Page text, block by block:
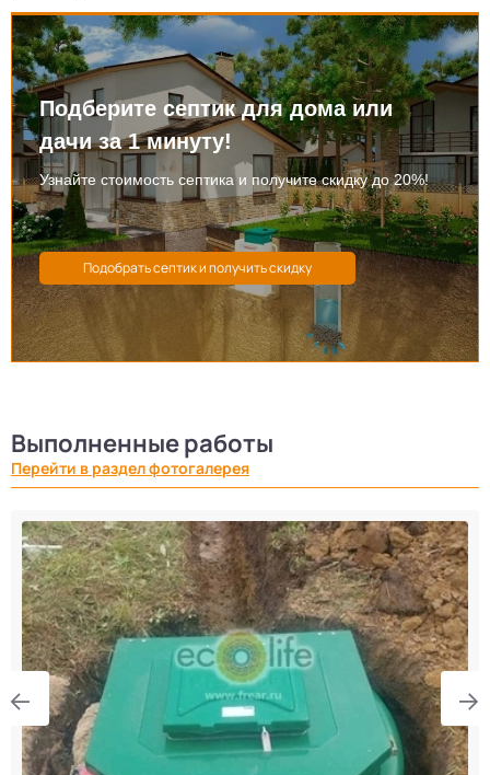
Подберите септик для дома или
дачи за 1 минуту!
Узнайте стоимость септика и получите скидку до 20%!
Выполненные работы
Перейти в раздел фотогалерея